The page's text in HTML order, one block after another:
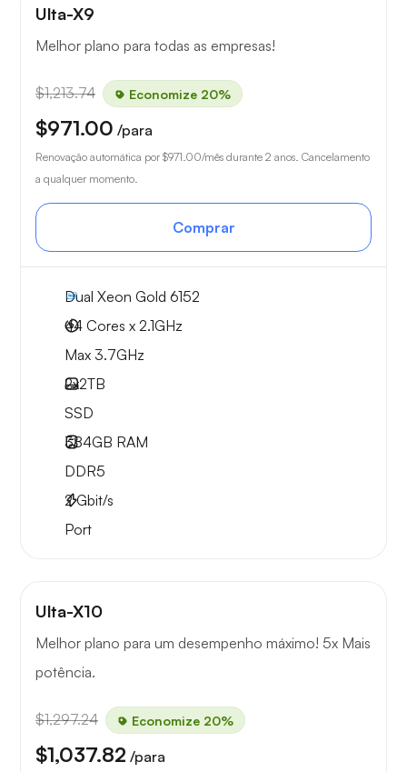
Ulta-X9
Melhor plano para todas as empresas!
$1,213.74 Economize 20%
$971.00 /para
Renovação automática por $971.00/mês durante 2 anos. Cancelamento
a qualquer momento.
Comprar
Dual Xeon Gold 6152
44 Cores x 2.1GHz
Max 3.7GHz
2x2TB
SSD
384GB RAM
DDR5
2Gbit/s
Port
Ulta-X10
Melhor plano para um desempenho máximo! 5x Mais
potência.
$1,297.24 Economize 20%
$1,037.82 /para